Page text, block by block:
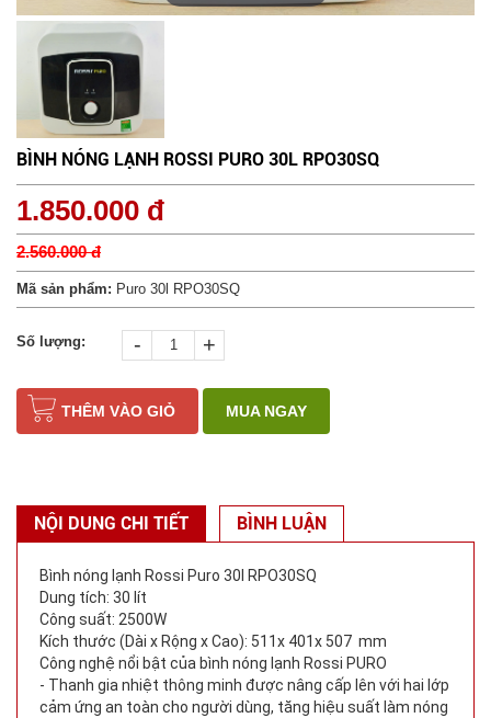
BÌNH NÓNG LẠNH ROSSI PURO 30L RPO30SQ
1.850.000 đ
2.560.000 đ
Mã sản phẩm: Puro 30l RPO30SQ
Số lượng: - +
THÊM VÀO GIỎ MUA NGAY
NỘI DUNG CHI TIẾT BÌNH LUẬN
Bình nóng lạnh Rossi Puro 30l RPO30SQ
Dung tích: 30 lít
Công suất: 2500W
Kích thước (Dài x Rộng x Cao): 511x 401x 507 mm
Công nghệ nổi bật của bình nóng lạnh Rossi PURO
- Thanh gia nhiệt thông minh được nâng cấp lên với hai lớp
cảm ứng an toàn cho người dùng, tăng hiệu suất làm nóng